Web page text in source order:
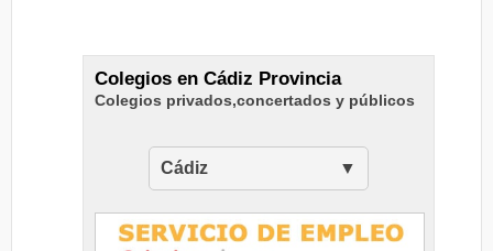
Colegios en Cádiz Provincia
Colegios privados,concertados y públicos
Cádiz